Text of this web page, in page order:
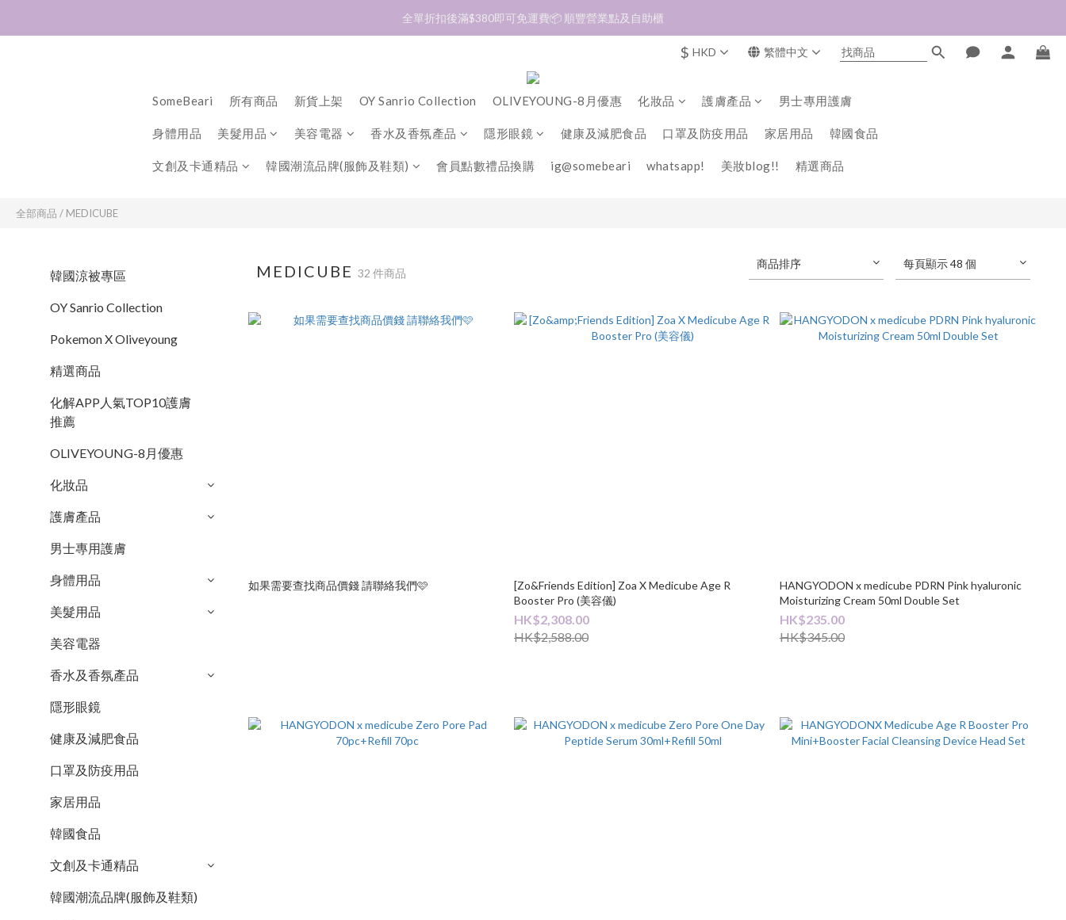
加入會員❤️生日月首天送$30 💛商品可郵寄至澳門🇲🇴及台灣🇹🇼
全單折扣後滿$380即可免運費📦 順豐營業點及自助櫃
加入會員❤️生日月首天送$30 💛商品可郵寄至澳門🇲🇴及台灣🇹🇼
$ HKD 繁體中文
SomeBeari 所有商品 新貨上架 OY Sanrio Collection OLIVEYOUNG-8月優惠 化妝品 護膚產品 男士專用護膚
身體用品 美髮用品 美容電器 香水及香氛產品 隱形眼鏡 健康及減肥食品 口罩及防疫用品 家居用品 韓國食品
文創及卡通精品 韓國潮流品牌(服飾及鞋類) 會員點數禮品換購 ig@somebeari whatsapp! 美妝blog!! 精選商品
全部商品 / MEDICUBE
韓國涼被專區
OY Sanrio Collection
Pokemon X Oliveyoung
精選商品
化解APP人氣TOP10護膚
推薦
OLIVEYOUNG-8月優惠
化妝品
護膚產品
男士專用護膚
身體用品
美髮用品
美容電器
香水及香氛產品
隱形眼鏡
健康及減肥食品
口罩及防疫用品
家居用品
韓國食品
文創及卡通精品
韓國潮流品牌(服飾及鞋類)
MEDICUBE32 件商品
商品排序 每頁顯示 48 個
如果需要查找商品價錢 請聯絡我們🩷
[Zo&Friends Edition] Zoa X Medicube Age R
Booster Pro (美容儀)
HK$2,308.00
HK$2,588.00
HANGYODON x medicube PDRN Pink hyaluronic
Moisturizing Cream 50ml Double Set
HK$235.00
HK$345.00